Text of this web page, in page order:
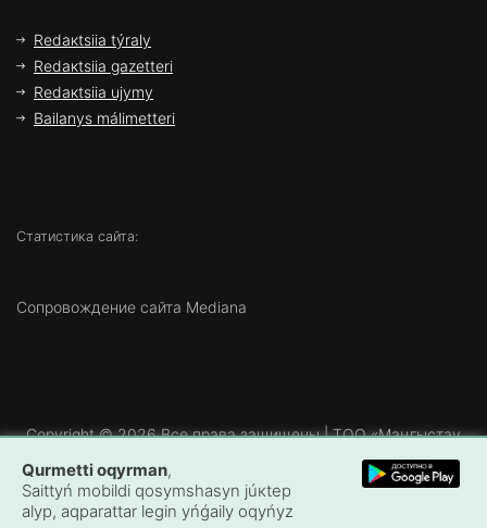
Rеdакtsiia týrаly
Rеdакtsiia gаzеttеrі
Rеdакtsiia ujymy
Bаilаnys málіmеttеrі
Статистика сайта:
Сопровождение сайта Mediana
Copyright ©2026 Все права защищены | ТОО «Маңғыстау
Qurmеttі оqyrmаn,
Sаittyń mоbildі qоsymshаsyn júкtеp
аlyp, аqpаrаttаr lеgіn yńǵаily оqyńyz